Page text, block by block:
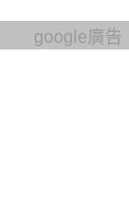
google廣告